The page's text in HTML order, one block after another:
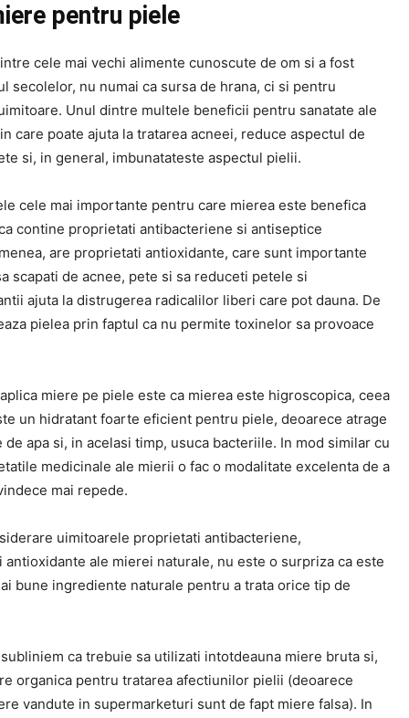
pentru piele
cele mai vechi alimente cunoscute de om si a fost
secolelor, nu numai ca sursa de hrana, ci si pentru
Unul dintre multele beneficii pentru sanatate ale
care poate ajuta la tratarea acneei, reduce aspectul de
si, in general, imbunatateste aspectul pielii.
cele mai importante pentru care mierea este benefica
contine proprietati antibacteriene si antiseptice
are proprietati antioxidante, care sunt importante
scapati de acnee, pete si sa reduceti petele si
ajuta la distrugerea radicalilor liberi care pot dauna. De
pielea prin faptul ca nu permite toxinelor sa provoace
miere pe piele este ca mierea este higroscopica, ceea
un hidratant foarte eficient pentru piele, deoarece atrage
apa si, in acelasi timp, usuca bacteriile. In mod similar cu
medicinale ale mierii o fac o modalitate excelenta de a
mai repede.
uimitoarele proprietati antibacteriene,
antioxidante ale mierei naturale, nu este o surpriza ca este
bune ingrediente naturale pentru a trata orice tip de
ca trebuie sa utilizati intotdeauna miere bruta si,
organica pentru tratarea afectiunilor pielii (deoarece
vandute in supermarketuri sunt de fapt miere falsa). In